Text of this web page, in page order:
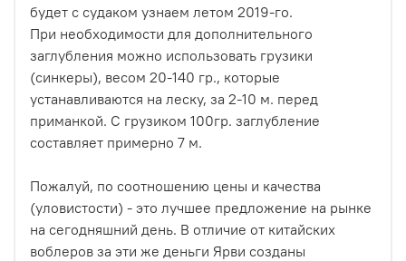
будет с судаком узнаем летом 2019-го.
При необходимости для дополнительного
заглубления можно использовать грузики
(синкеры), весом 20-140 гр., которые
устанавливаются на леску, за 2-10 м. перед
приманкой. С грузиком 100гр. заглубление
составляет примерно 7 м.
Пожалуй, по соотношению цены и качества
(уловистости) - это лучшее предложение на рынке
на сегодняшний день. В отличие от китайских
воблеров за эти же деньги Ярви созданы